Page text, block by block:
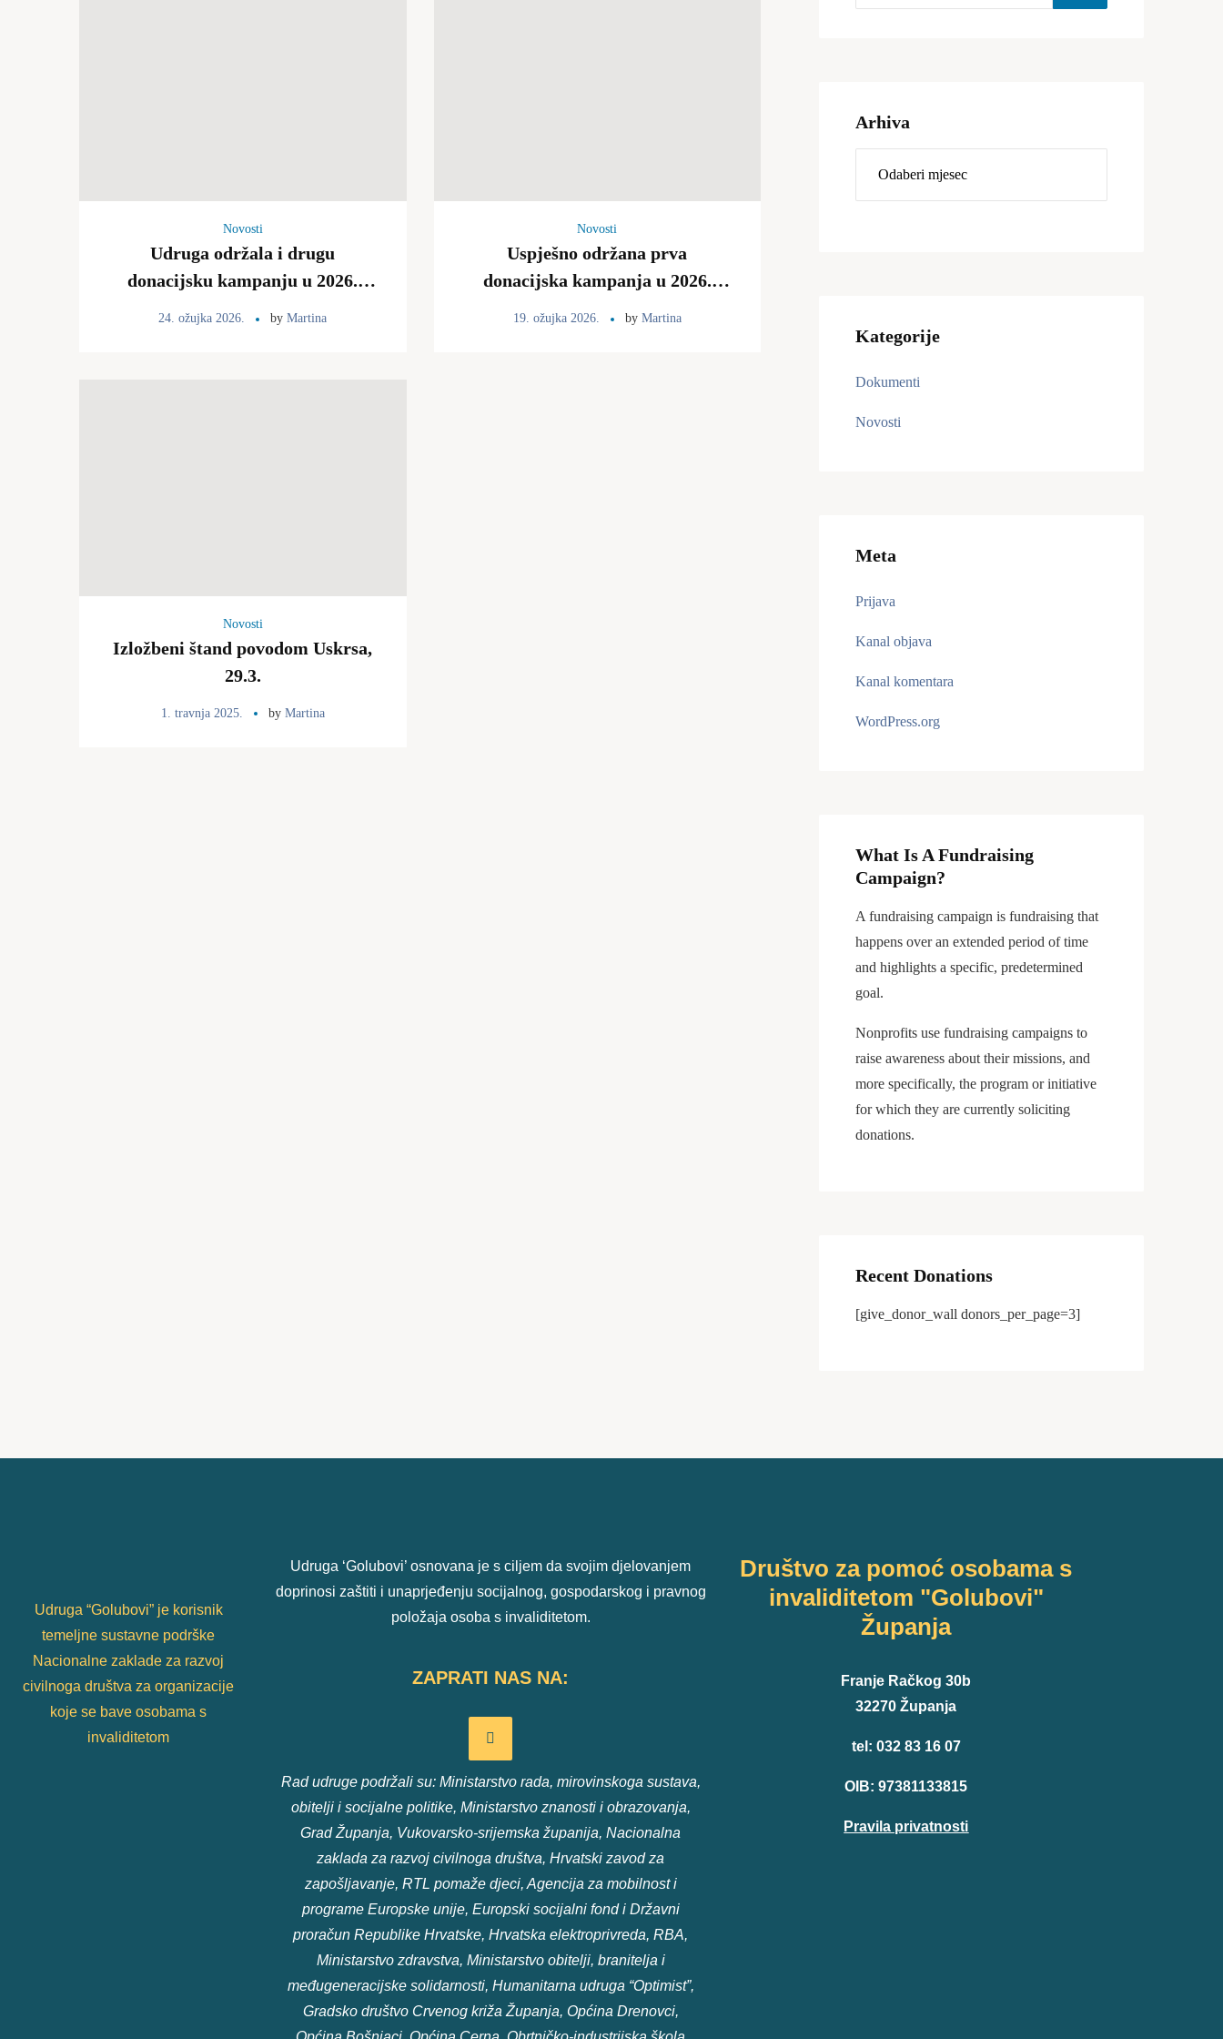
Novosti
Udruga održala i drugu
donacijsku kampanju u 2026.
24. ožujka 2026. byMartina
Novosti
Uspješno održana prva
donacijska kampanja u 2026.
19. ožujka 2026. by Martina
Novosti
Izložbeni štand povodom Uskrsa,
29.3.
1. travnja 2025. by Martina
Arhiva
Kategorije
Dokumenti
Novosti
Meta
Prijava
Kanal objava
Kanal komentara
WordPress.org
What Is A Fundraising
Campaign?
A fundraising campaign is fundraising that
happens over an extended period of time
and highlights a specific, predetermined
goal.
Nonprofits use fundraising campaigns to
raise awareness about their missions, and
more specifically, the program or initiative
for which they are currently soliciting
donations.
Recent Donations
[give_donor_wall donors_per_page=3]
Udruga “Golubovi” je korisnik
temeljne sustavne podrške
Nacionalne zaklade za razvoj
civilnoga društva za organizacije
koje se bave osobama s
invaliditetom
Udruga ‘Golubovi’ osnovana je s ciljem da svojim djelovanjem
doprinosi zaštiti i unaprjeđenju socijalnog, gospodarskog i pravnog
položaja osoba s invaliditetom.
ZAPRATI NAS NA:
Rad udruge podržali su: Ministarstvo rada, mirovinskoga sustava,
obitelji i socijalne politike, Ministarstvo znanosti i obrazovanja,
Grad Županja, Vukovarsko-srijemska županija, Nacionalna
zaklada za razvoj civilnoga društva, Hrvatski zavod za
zapošljavanje, RTL pomaže djeci, Agencija za mobilnost i
programe Europske unije, Europski socijalni fond i Državni
proračun Republike Hrvatske, Hrvatska elektroprivreda, RBA,
Ministarstvo zdravstva, Ministarstvo obitelji, branitelja i
međugeneracijske solidarnosti, Humanitarna udruga “Optimist”,
Gradsko društvo Crvenog križa Županja, Općina Drenovci,
Društvo za pomoć osobama s
invaliditetom "Golubovi"
Županja
Franje Račkog 30b
32270 Županja
tel: 032 83 16 07
OIB: 97381133815
Pravila privatnosti